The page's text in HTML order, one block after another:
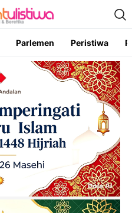
Parlemen Peristiwa